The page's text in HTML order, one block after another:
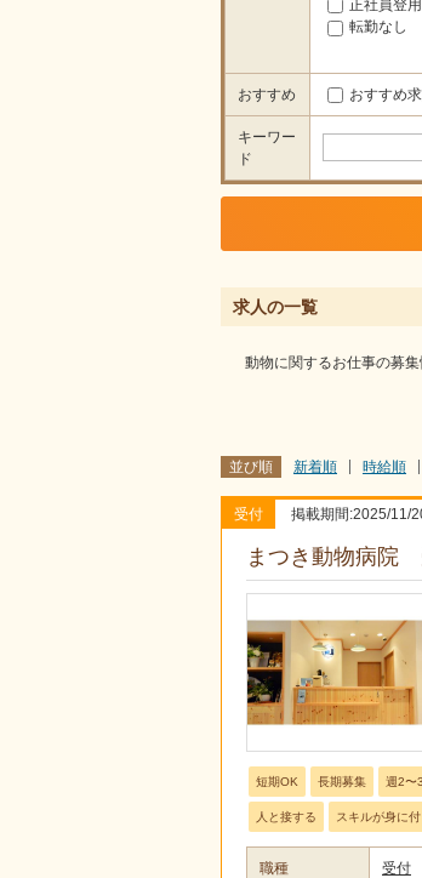
正社員登
転勤なし
おすすめ おすすめ
キーワー
ド
求人の一覧
動物に関するお仕事の募集
並び順 新着順 時給順
受付 掲載期間:2025/11/
まつき動物病院
短期OK 長期募集 週2〜
人と接する スキルが身に付
職種 受付